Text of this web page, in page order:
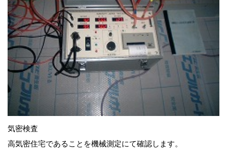
気密検査
高気密住宅であることを機械測定にて確認します。